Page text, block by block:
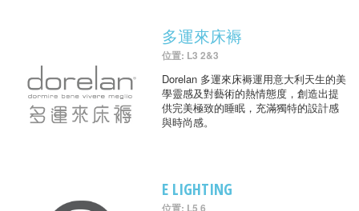
多運來床褥
位置: L3 2&3
Dorelan 多運來床褥運用意大利天生的美
學靈感及對藝術的熱情態度，創造出提
供完美極致的睡眠，充滿獨特的設計感
與時尚感。
E LIGHTING
位置: L5 6